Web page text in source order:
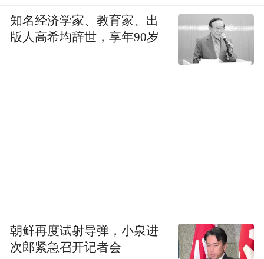
知名经济学家、教育家、出
版人高希均辞世，享年90岁
朝鲜再度试射导弹，小泉进
次郎紧急召开记者会